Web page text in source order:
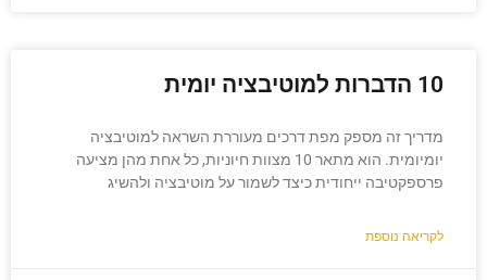
10 הדברות למוטיבציה יומית
מדריך זה מספק מפת דרכים מעוררת השראה למוטיבציה
יומיומית. הוא מתאר 10 מצוות חיוניות, כל אחת מהן מציעה
פרספקטיבה ייחודית כיצד לשמור על מוטיבציה ולהשיג
לקריאה נוספת